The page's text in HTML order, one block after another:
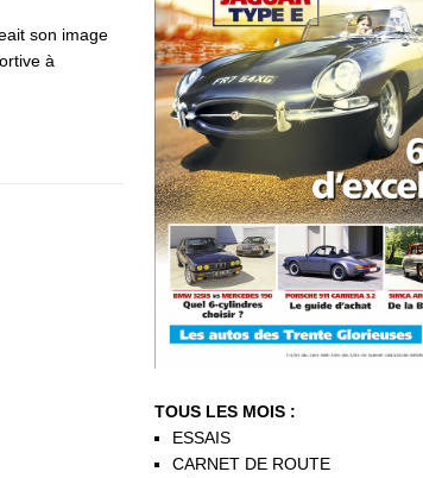
son image
à
TOUS LES MOIS :
ESSAIS
CARNET DE ROUTE